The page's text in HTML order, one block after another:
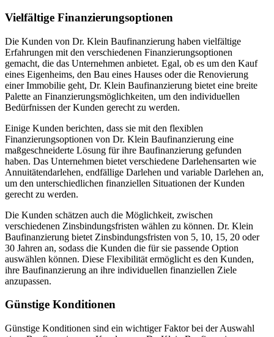
Vielfältige Finanzierungsoptionen
Die Kunden von Dr. Klein Baufinanzierung haben vielfältige
Erfahrungen mit den verschiedenen Finanzierungsoptionen
gemacht, die das Unternehmen anbietet. Egal, ob es um den Kauf
eines Eigenheims, den Bau eines Hauses oder die Renovierung
einer Immobilie geht, Dr. Klein Baufinanzierung bietet eine breite
Palette an Finanzierungsmöglichkeiten, um den individuellen
Bedürfnissen der Kunden gerecht zu werden.
Einige Kunden berichten, dass sie mit den flexiblen
Finanzierungsoptionen von Dr. Klein Baufinanzierung eine
maßgeschneiderte Lösung für ihre Baufinanzierung gefunden
haben. Das Unternehmen bietet verschiedene Darlehensarten wie
Annuitätendarlehen, endfällige Darlehen und variable Darlehen an,
um den unterschiedlichen finanziellen Situationen der Kunden
gerecht zu werden.
Die Kunden schätzen auch die Möglichkeit, zwischen
verschiedenen Zinsbindungsfristen wählen zu können. Dr. Klein
Baufinanzierung bietet Zinsbindungsfristen von 5, 10, 15, 20 oder
30 Jahren an, sodass die Kunden die für sie passende Option
auswählen können. Diese Flexibilität ermöglicht es den Kunden,
ihre Baufinanzierung an ihre individuellen finanziellen Ziele
anzupassen.
Günstige Konditionen
Günstige Konditionen sind ein wichtiger Faktor bei der Auswahl